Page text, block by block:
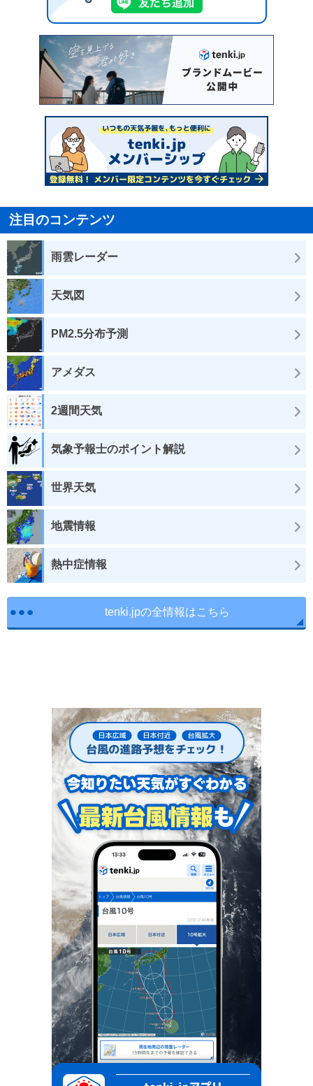
注目のコンテンツ
雨雲レーダー
天気図
PM2.5分布予測
アメダス
2週間天気
気象予報士のポイント解説
世界天気
地震情報
熱中症情報
tenki.jpの全情報はこちら